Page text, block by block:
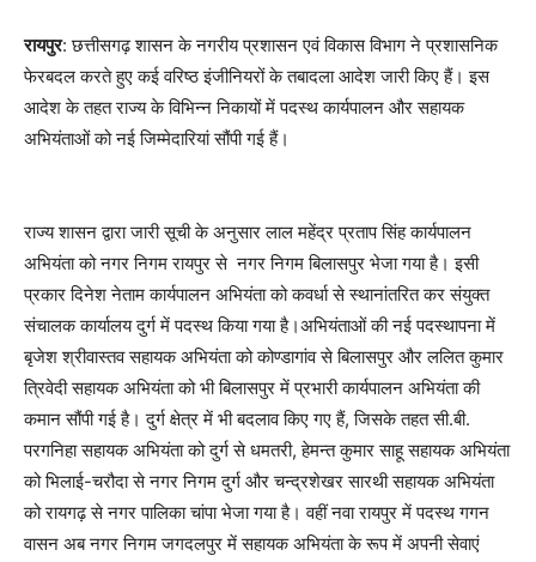
रायपुर: छत्तीसगढ़ शासन के नगरीय प्रशासन एवं विकास विभाग ने प्रशासनिक
फेरबदल करते हुए कई वरिष्ठ इंजीनियरों के तबादला आदेश जारी किए हैं। इस
आदेश के तहत राज्य के विभिन्न निकायों में पदस्थ कार्यपालन और सहायक
अभियंताओं को नई जिम्मेदारियां सौंपी गई हैं।
राज्य शासन द्वारा जारी सूची के अनुसार लाल महेंद्र प्रताप सिंह कार्यपालन
अभियंता को नगर निगम रायपुर से नगर निगम बिलासपुर भेजा गया है। इसी
प्रकार दिनेश नेताम कार्यपालन अभियंता को कवर्धा से स्थानांतरित कर संयुक्त
संचालक कार्यालय दुर्ग में पदस्थ किया गया है।अभियंताओं की नई पदस्थापना में
बृजेश श्रीवास्तव सहायक अभियंता को कोण्डागांव से बिलासपुर और ललित कुमार
त्रिवेदी सहायक अभियंता को भी बिलासपुर में प्रभारी कार्यपालन अभियंता की
कमान सौंपी गई है। दुर्ग क्षेत्र में भी बदलाव किए गए हैं, जिसके तहत सी.बी.
परगनिहा सहायक अभियंता को दुर्ग से धमतरी, हेमन्त कुमार साहू सहायक अभियंता
को भिलाई-चरौदा से नगर निगम दुर्ग और चन्द्रशेखर सारथी सहायक अभियंता
को रायगढ़ से नगर पालिका चांपा भेजा गया है। वहीं नवा रायपुर में पदस्थ गगन
वासन अब नगर निगम जगदलपुर में सहायक अभियंता के रूप में अपनी सेवाएं